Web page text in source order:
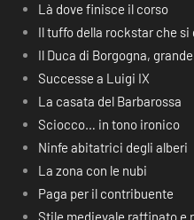
Là dove finisce il corso
Il tuffo della rockstar che
Il Duca di Borgogna,
Successe a Luigi IX
La casata del Barbarossa
Sciocco… in tono ironico
Ninfe abitatrici degli alberi
La zona con le nubi
Paga per il contribuente
Stile medievale raffinato e